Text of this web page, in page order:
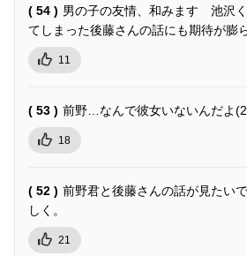
( 54 ) 男の子の友情、和みます 池沢
てしまった後藤さんの話にも期待が膨
11
( 53 ) 前野…なんで彼女いないんだよ
18
( 52 ) 前野君と後藤さんの話が見たい
しく。
21